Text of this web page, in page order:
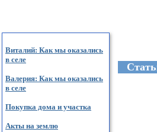
Виталий: Как мы оказались
в селе
Валерия: Как мы оказались
в селе
Покупка дома и участка
Акты на землю